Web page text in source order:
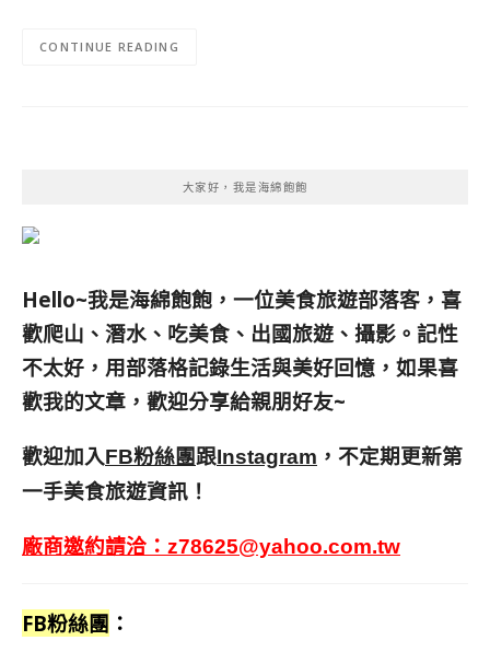
CONTINUE READING
大家好，我是海綿飽飽
Hello~我是海綿飽飽，一位美食旅遊部落客， 喜
歡爬山、潛水、吃美食、出國旅遊、攝影。 記性
不太好，用部落格記錄生活與美好回憶， 如果喜
歡我的文章，歡迎分享給親朋好友~
歡迎加入FB粉絲團跟Instagram ，不定期更新第
一手美食旅遊資訊！
廠商邀約請洽： z78625@yahoo.com.tw
FB粉絲團 ：